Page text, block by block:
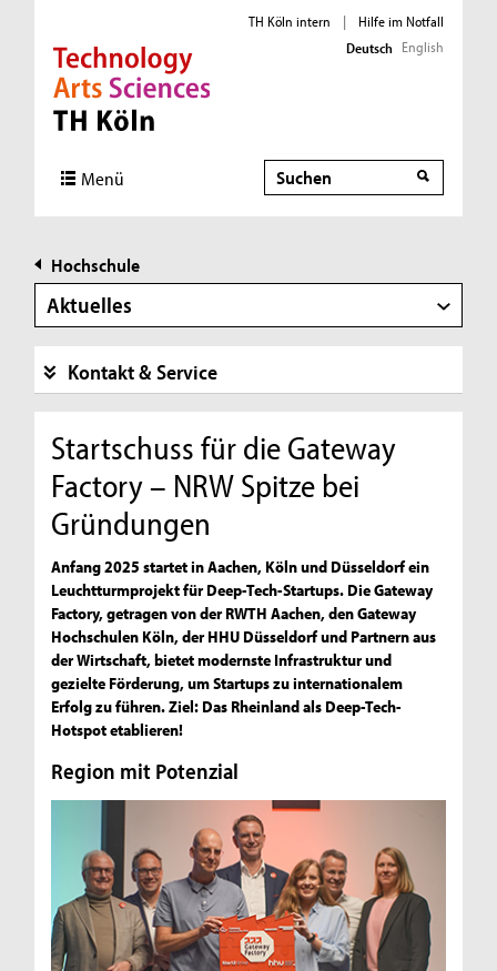
Direkt zur Hauptnavigation
Direkt zur Subnavigation
Direkt zum Inhalt
Direkt zum Fußbereich
TH Köln intern |
Hilfe im Notfall
Deutsch English
Menü Suche
Hochschule
Aktuelles
Kontakt & Service
Startschuss für die Gateway
Factory – NRW Spitze bei
Gründungen
Anfang 2025 startet in Aachen, Köln und Düsseldorf ein
Leuchtturmprojekt für Deep-Tech-Startups. Die Gateway
Factory, getragen von der RWTH Aachen, den Gateway
Hochschulen Köln, der HHU Düsseldorf und Partnern aus
der Wirtschaft, bietet modernste Infrastruktur und
gezielte Förderung, um Startups zu internationalem
Erfolg zu führen. Ziel: Das Rheinland als Deep-Tech-
Hotspot etablieren!
Region mit Potenzial